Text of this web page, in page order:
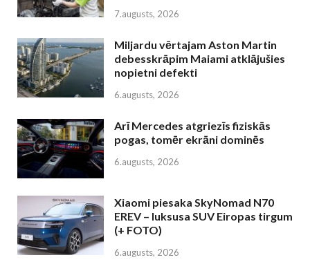
7.augusts, 2026
Miljardu vērtajam Aston Martin
debesskrāpim Maiami atklājušies
nopietni defekti
6.augusts, 2026
Arī Mercedes atgriezīs fiziskās
pogas, tomēr ekrāni dominēs
6.augusts, 2026
Xiaomi piesaka SkyNomad N70
EREV – luksusa SUV Eiropas tirgum
(+ FOTO)
6.augusts, 2026